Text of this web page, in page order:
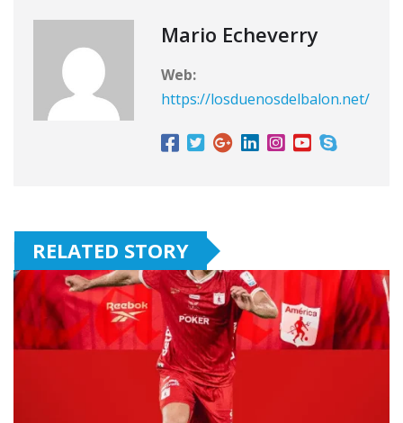
Mario Echeverry
Web:
https://losduenosdelbalon.net/
RELATED STORY